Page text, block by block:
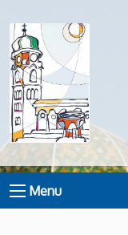
Menu